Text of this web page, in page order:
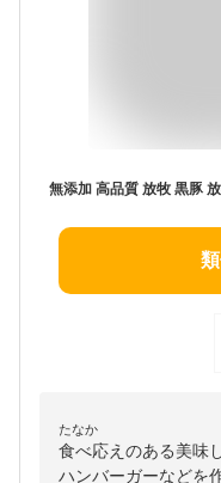
たなか
食べ応えのある美味
ハンバーガーなどを